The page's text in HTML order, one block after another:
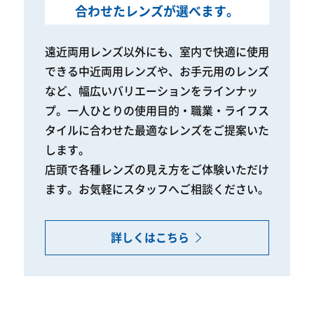
合わせたレンズが選べます。
遠近両用レンズ以外にも、室内で快適に使用
できる中近両用レンズや、 お手元用のレンズ
など、幅広いバリエーションをラインナッ
プ。 一人ひとりの使用目的・職業・ライフス
タイルに合わせた最適なレンズをご提案いた
します。
店頭で各種レンズの見え方をご体験いただけ
ます。 お気軽にスタッフへご相談ください。
詳しくはこちら